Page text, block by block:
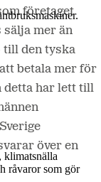
klimatsnälla
råvaror som gör
företaget
mer än
till den tyska
betala mer för
detta har lett till
över en